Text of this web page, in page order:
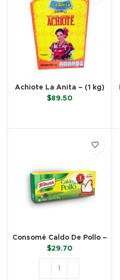
Achiote La Anita – (1 kg)
$89.50
Consomé Caldo De Pollo –
Knorr (8 cubos)
$29.70